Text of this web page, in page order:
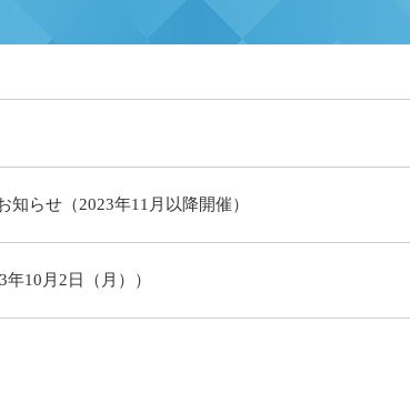
らせ（2023年11月以降開催）
10月2日（月））